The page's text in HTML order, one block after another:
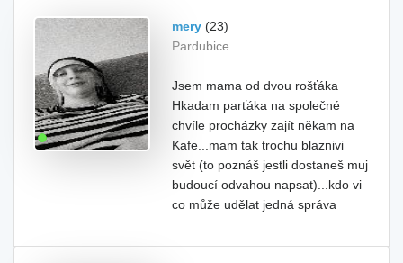
mery (23)
Pardubice
Jsem mama od dvou rošťáka
Hkadam parťáka na společné
chvíle procházky zajít někam na
Kafe...mam tak trochu blaznivi
svět (to poznáš jestli dostaneš muj
budoucí odvahou napsat)...kdo vi
co může udělat jedná správa